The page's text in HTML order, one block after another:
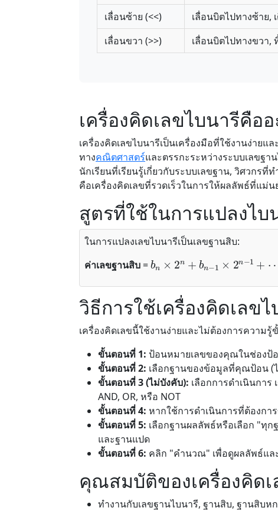
เลื่อนซ้าย (<<)
เลื่อนบิตไปทางซ้าย,
เลื่อนขวา (>>)
เลื่อนบิตไปทางขวา,
เครื่องคิดเลขไบนารีคืออ
เครื่องคิดเลขไบนารีเป็นเครื่องมือที่ใช้งานง่าย
ทางคณิตศาสตร์และตรรกะระหว่างระบบเลขฐ
นักเรียนที่เรียนรู้เกี่ยวกับระบบเลขฐาน, วิศวกร
คือเครื่องคิดเลขที่รวดเร็วในการให้ผลลัพธ์ที่แม่
สูตรที่ใช้ในการแปลงไบ
ในการแปลงเลขไบนารีเป็นเลขฐานสิบ:
ค่าเลขฐานสิบ=
b n 1
วิธีการใช้เครื่องคิดเลข
เครื่องคิดเลขนี้ใช้งานง่ายและไม่ต้องการความ
ขั้นตอนที่ 1: ป้อนหมายเลขของคุณในช่องป้
ขั้นตอนที่ 2: เลือกฐานของข้อมูลที่คุณป้อน (
ขั้นตอนที่ 3 (ไม่บังคับ): เลือกการดำเนินการ
AND, OR, หรือ NOT
ขั้นตอนที่ 4: หากใช้การดำเนินการที่ต้องก
ขั้นตอนที่ 5: เลือกฐานผลลัพธ์หรือเลือก "ทุ
และฐานแปด
ขั้นตอนที่ 6: คลิก "คำนวณ" เพื่อดูผลลัพธ์แล
คุณสมบัติของเครื่องคิดเ
ทำงานกับเลขฐานไบนารี, ฐานสิบ, ฐานสิบห